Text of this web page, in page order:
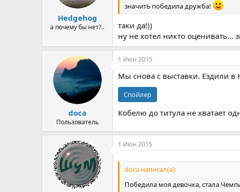
Hedgehog
а почему бы нет?..
значитЬ победила дружба!
таки да!))
ну не хотел никто оценивать...
doca
Пользователь
1 Июн 2015
Мы снова с выставки. Ездили в
Спойлер
Кобелю до титула не хватает
1 Июн 2015
doca написал(а):
Победила моя девочка, стала